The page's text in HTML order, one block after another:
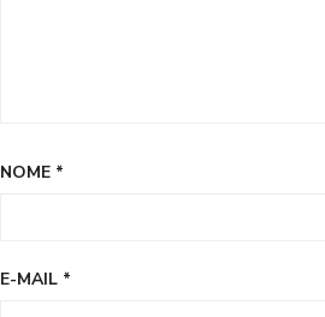
NOME *
E-MAIL *